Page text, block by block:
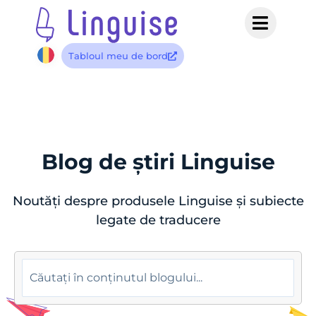
Tabloul meu de bord
Blog de știri Linguise
Noutăți despre produsele Linguise și subiecte
legate de traducere